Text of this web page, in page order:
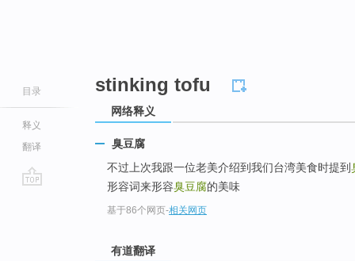
目录
释义
翻译
stinking tofu
网络释义
臭豆腐
不过上次我跟一位老美介绍到我们台湾美食时提到
形容词来形容臭豆腐的美味
基于86个网页-相关网页
有道翻译